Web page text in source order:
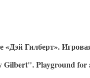
«Дэй Гилберт».
Gilbert". Playground for